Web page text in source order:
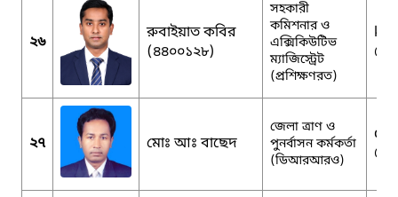
২৬
রুবাইয়াত কবির
(৪৪০০১২৮)
সহকারী
কমিশনার ও
এক্সিকিউটিভ
ম্যাজিস্ট্রেট
(প্রশিক্ষণরত)
২৭ মোঃ আঃ বাছেদ
জেলা ত্রাণ ও
পুনর্বাসন কর্মকর্তা
(ডিআরআরও)